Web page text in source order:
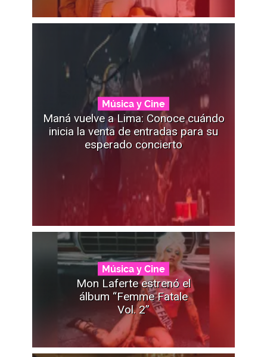
Música y Cine
Maná vuelve a Lima: Conoce cuándo
inicia la venta de entradas para su
esperado concierto
Música y Cine
Mon Laferte estrenó el
álbum “Femme Fatale
Vol. 2”